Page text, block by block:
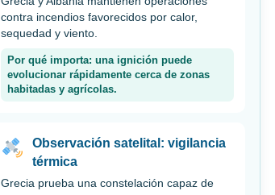
contra incendios favorecidos por calor,
sequedad y viento.
Por qué importa: una ignición puede
evolucionar rápidamente cerca de zonas
habitadas y agrícolas.
Observación satelital: vigilancia
térmica
Grecia prueba una constelación capaz de